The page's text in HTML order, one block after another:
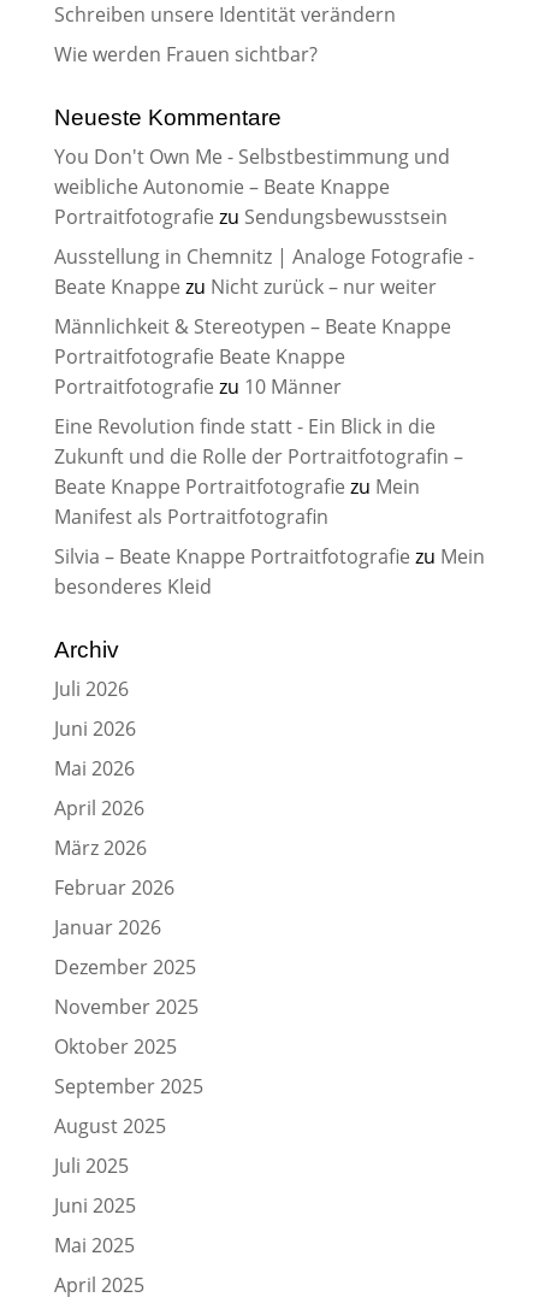
Schreiben unsere Identität verändern
Wie werden Frauen sichtbar?
Neueste Kommentare
You Don't Own Me - Selbstbestimmung und
weibliche Autonomie – Beate Knappe
Portraitfotografie zu Sendungsbewusstsein
Ausstellung in Chemnitz | Analoge Fotografie -
Beate Knappe zu Nicht zurück – nur weiter
Männlichkeit & Stereotypen – Beate Knappe
Portraitfotografie Beate Knappe
Portraitfotografie zu 10 Männer
Eine Revolution finde statt - Ein Blick in die
Zukunft und die Rolle der Portraitfotografin –
Beate Knappe Portraitfotografie zu Mein
Manifest als Portraitfotografin
Silvia – Beate Knappe Portraitfotografie zu Mein
besonderes Kleid
Archiv
Juli 2026
Juni 2026
Mai 2026
April 2026
März 2026
Februar 2026
Januar 2026
Dezember 2025
November 2025
Oktober 2025
September 2025
August 2025
Juli 2025
Juni 2025
Mai 2025
April 2025